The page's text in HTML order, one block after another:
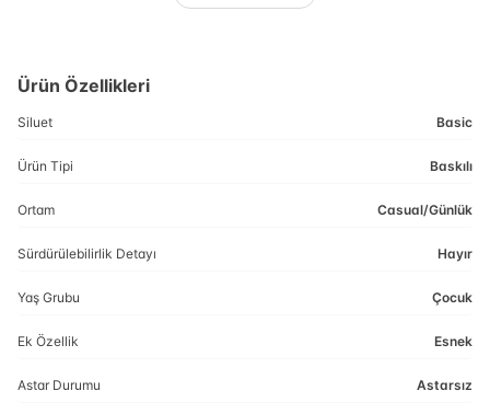
Ürün Özellikleri
Siluet Basic
Ürün Tipi Baskılı
Ortam Casual/Günlük
Sürdürülebilirlik Detayı Hayır
Yaş Grubu Çocuk
Ek Özellik Esnek
Astar Durumu Astarsız